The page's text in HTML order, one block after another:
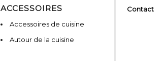
ACCESSOIRES
Accessoires de cuisine
Autour de la cuisine
Contact